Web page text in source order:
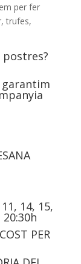
per fer
trufes,
postres?
garantim
14, 15,
PER